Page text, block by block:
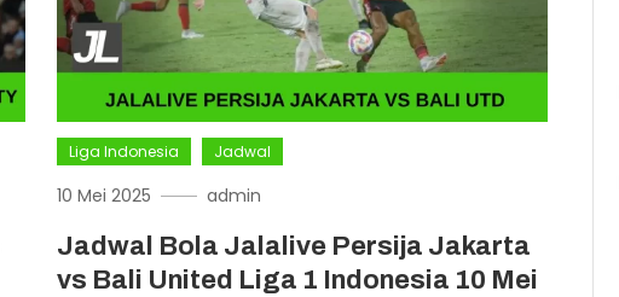
Liga Indonesia Jadwal
10 Mei 2025 admin
Jadwal Bola Jalalive Persija Jakarta
vs Bali United Liga 1 Indonesia 10 Mei